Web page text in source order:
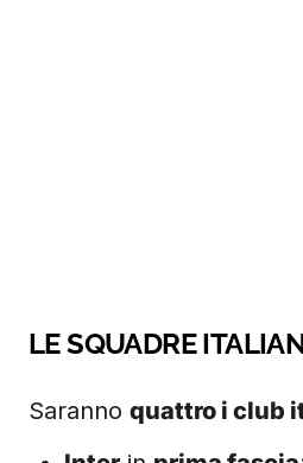
LE SQUADRE
Saranno quattro i club